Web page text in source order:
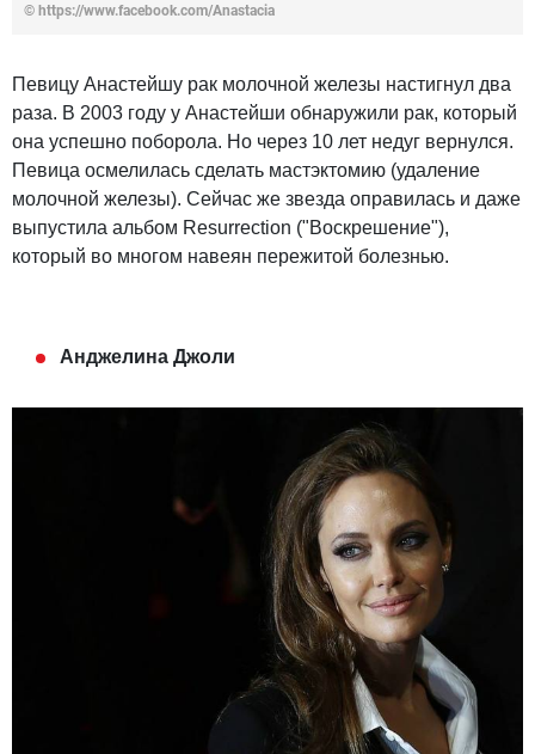
© https://www.facebook.com/Anastacia
Певицу Анастейшу рак молочной железы настигнул два
раза. В 2003 году у Анастейши обнаружили рак, который
она успешно поборола. Но через 10 лет недуг вернулся.
Певица осмелилась сделать мастэктомию (удаление
молочной железы). Сейчас же звезда оправилась и даже
выпустила альбом Resurrection ("Воскрешение"),
который во многом навеян пережитой болезнью.
Анджелина Джоли